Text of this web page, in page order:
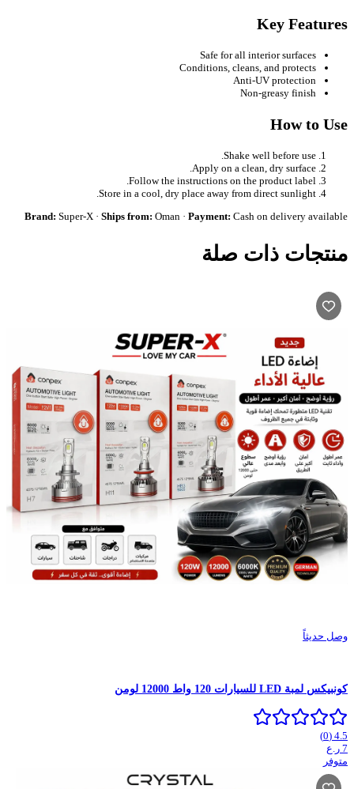
Key Features
Safe for all interior surfaces
Conditions, cleans, and protects
Anti-UV protection
Non-greasy finish
How to Use
Shake well before use.
Apply on a clean, dry surface.
Follow the instructions on the product label.
Store in a cool, dry place away from direct sunlight.
Brand: Super-X · Ships from: Oman · Payment: Cash on delivery available
منتجات ذات صلة
وصل حديثاً
كونبيكس لمبة LED للسيارات 120 واط 12000 لومن
4.5
(
0
)
7 ر.ع
متوفر